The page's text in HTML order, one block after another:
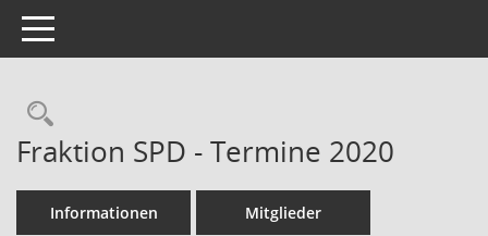
Toggle navigation
Rechercheauswahl
Fraktion SPD - Termine 2020
Informationen Mitglieder